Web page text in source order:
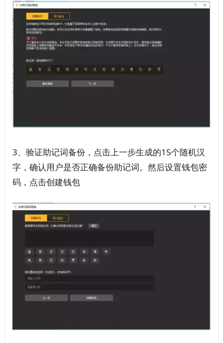
3、验证助记词备份，点击上一步生成的15个随机汉
字，确认用户是否正确备份助记词。然后设置钱包密
码，点击创建钱包